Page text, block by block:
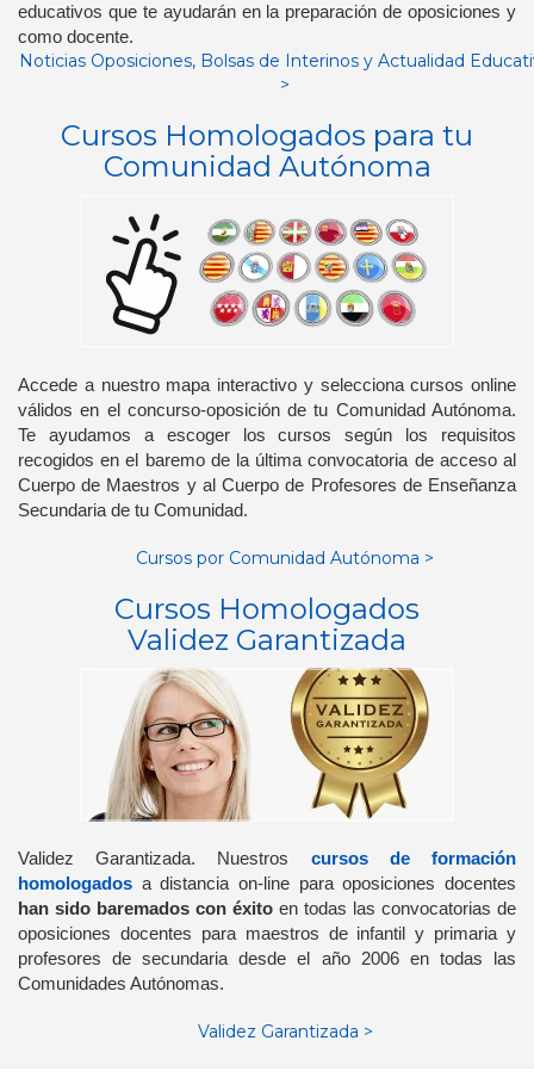
educativos que te ayudarán en la preparación de oposiciones y
como docente.
Noticias Oposiciones, Bolsas de Interinos y Actualidad
>
Cursos Homologados para tu
Comunidad Autónoma
Accede a nuestro mapa interactivo y selecciona cursos online
válidos en el concurso-oposición de tu Comunidad Autónoma.
Te ayudamos a escoger los cursos según los requisitos
recogidos en el baremo de la última convocatoria de acceso al
Cuerpo de Maestros y al Cuerpo de Profesores de Enseñanza
Secundaria de tu Comunidad.
Cursos por Comunidad Autónoma >
Cursos Homologados
Validez Garantizada
Validez Garantizada. Nuestros cursos de formación
homologados a distancia on-line para oposiciones docentes
han sido baremados con éxito en todas las convocatorias de
oposiciones docentes para maestros de infantil y primaria y
profesores de secundaria desde el año 2006 en todas las
Comunidades Autónomas.
Validez Garantizada >